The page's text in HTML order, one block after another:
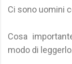
Ci sono uomini
Cosa
modo di